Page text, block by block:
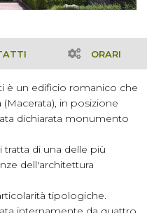
ORARI
è un edificio romanico che
in posizione
dichiarata monumento
di una delle più
dell'architettura
tipologiche.